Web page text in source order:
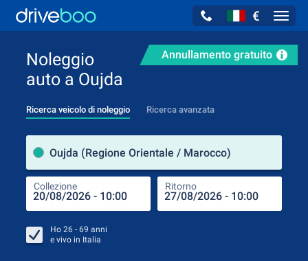
€
Annullamento gratuito
Noleggio
auto a Oujda
Ricerca veicolo di noleggio Ricerca avanzata
Oujda (Regione Orientale / Marocco)
Collezione Ritorno
Ho 26 - 69 anni
e vivo in Italia